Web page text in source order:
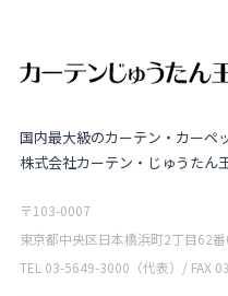
国内最大級のカーテン・カーペ
株式会社カーテン・じゅうたん
〒103-0007
東京都中央区日本橋浜町2丁目62
TEL 03-5649-3000（代表）/ FAX